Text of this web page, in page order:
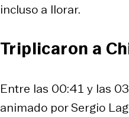
incluso a llorar.
Triplicaron a
Entre las 00:41 y las
animado por Sergio